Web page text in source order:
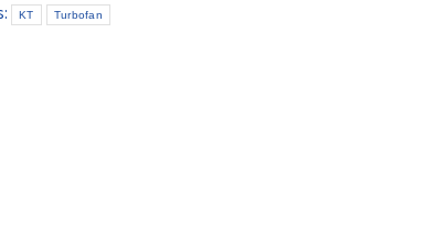
KT Turbofan